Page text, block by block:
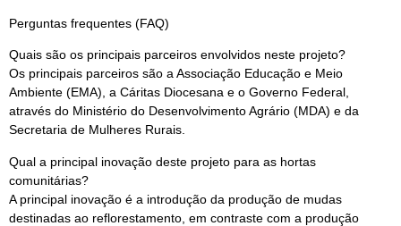
Perguntas frequentes (FAQ)
Quais são os principais parceiros envolvidos neste projeto?
Os principais parceiros são a Associação Educação e Meio
Ambiente (EMA), a Cáritas Diocesana e o Governo Federal,
através do Ministério do Desenvolvimento Agrário (MDA) e da
Secretaria de Mulheres Rurais.
Qual a principal inovação deste projeto para as hortas
comunitárias?
A principal inovação é a introdução da produção de mudas
destinadas ao reflorestamento, em contraste com a produção